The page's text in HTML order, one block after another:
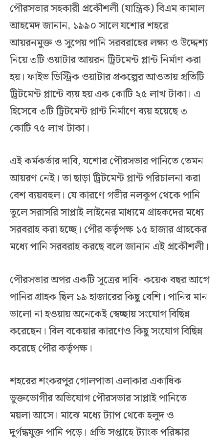
পৌরসভার সহকারী প্রকৌশলী (যান্ত্রিক) বিএম কামাল
আহমেদ জানান, ১৯৯০ সালে যশোর শহরে
আয়রনমুক্ত ও সুপেয় পানি সরবরাহের লক্ষ্য ও উদ্দেশ্য
নিয়ে ৩টি ওয়াটার আয়রন ট্রিটমেন্ট প্লান্ট নির্মাণ করা
হয়। ফাইভ ডিস্ট্রিক ওয়াটার প্রকল্পের আওতায় প্রতিটি
ট্রিটমেন্ট প্লান্টে ব্যয় হয় এক কোটি ২৫ লাখ টাকা। এ
হিসেবে ৩টি ট্রিটমেন্ট প্লান্ট নির্মাণে ব্যয় হয়েছে ৩
কোটি ৭৫ লাখ টাকা।
এই কর্মকর্তার দাবি, যশোর পৌরসভার পানিতে তেমন
আয়রণ নেই। তা ছাড়া ট্রিটমেন্ট প্লান্ট পরিচালনা করা
বেশ ব্যয়বহুল। যে কারণে গভীর নলকূপ থেকে পানি
তুলে সরাসরি সাপ্লাই লাইনের মাধ্যমে গ্রাহকদের মধ্যে
সরবরাহ করা হচ্ছে। পৌর কর্তৃপক্ষ ১৫ হাজার গ্রাহকের
মধ্যে পানি সরবরাহ করছে বলে জানান এই প্রকৌশলী।
পৌরসভার অপর একটি সূত্রের দাবি- কয়েক বছর আগে
পানির গ্রাহক ছিল ১৯ হাজারের কিছু বেশি। পানির মান
ভালো না হওয়ায় অনেকেই স্বেচ্ছায় সংযোগ বিছিন্ন
করেছেন। বিল বকেয়ার কারণেও কিছু সংযোগ বিছিন্ন
করেছে পৌর কর্তৃপক্ষ।
শহরের শংকরপুর গোলপাতা এলাকার একাধিক
ভুক্তভোগীর অভিযোগ পৌরসভার সাপ্লাই পানিতে
ময়লা আসে। মাঝে মধ্যে ট্যাপ থেকে হলুদ ও
দুর্গন্ধযুক্ত পানি পড়ে। প্রতি সপ্তাহে ট্যাংক পরিষ্কার